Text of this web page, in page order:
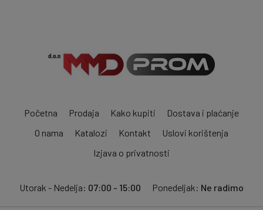
Početna Prodaja Kako kupiti
Dostava i plaćanje
O nama
Katalozi Kontakt
Uslovi korištenja
Izjava o privatnosti
Utorak - Nedelja: 07:00 - 15:00 Ponedeljak: Ne radimo